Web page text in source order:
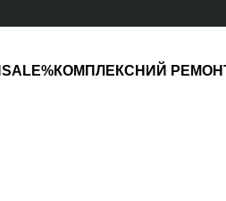
SALE%КОМПЛЕКСНИЙ